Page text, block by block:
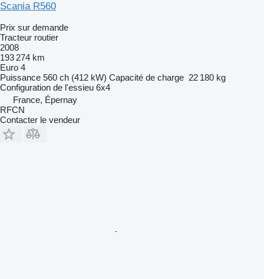
Scania R560
Prix sur demande
Tracteur routier
2008
193 274 km
Euro 4
Puissance 560 ch (412 kW) Capacité de charge 22 180 kg
Configuration de l'essieu 6x4
France, Épernay
RFCN
Contacter le vendeur